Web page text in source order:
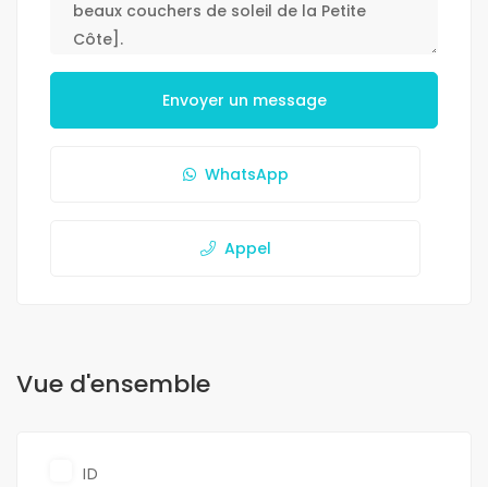
Envoyer un message
WhatsApp
Appel
Vue d'ensemble
ID